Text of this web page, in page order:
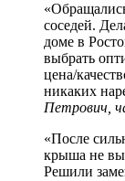
соседей.
доме в
выбрать
цена/
никаких
Петрович,
«После
крыша не
Решили